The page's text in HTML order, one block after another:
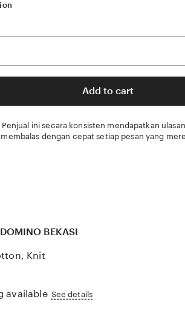
Add to cart
Penjual ini secara konsisten mendapatkan
dengan cepat setiap pesan yang
DOMINO BEKASI
Knit
available See details